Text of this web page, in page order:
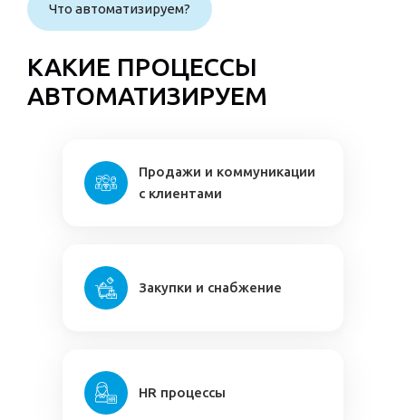
Что автоматизируем?
КАКИЕ ПРОЦЕССЫ
АВТОМАТИЗИРУЕМ
Продажи и коммуникации
с клиентами
Закупки и снабжение
HR процессы